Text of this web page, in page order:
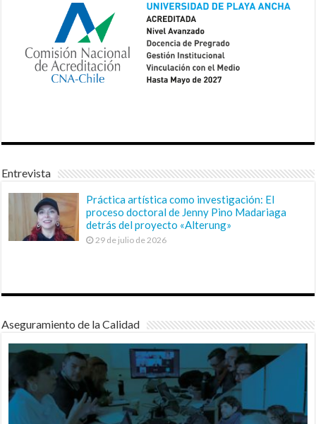
Entrevista
Práctica artística como investigación: El
proceso doctoral de Jenny Pino Madariaga
detrás del proyecto «Alterung»
29 de julio de 2026
Aseguramiento de la Calidad